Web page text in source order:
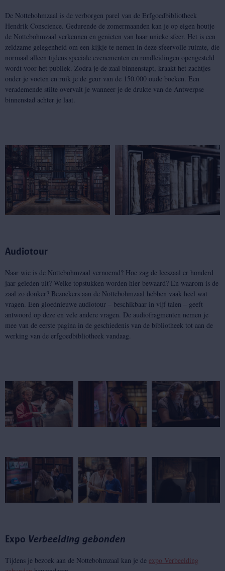
De Nottebohmzaal is de verborgen parel van de Erfgoedbibliotheek
Hendrik Conscience. Gedurende de zomermaanden kan je op eigen houtje
de Nottebohmzaal verkennen en genieten van haar unieke sfeer. Het is een
zeldzame gelegenheid om een kijkje te nemen in deze sfeervolle ruimte, die
normaal alleen tijdens speciale evenementen en rondleidingen opengesteld
wordt voor het publiek. Zodra je de zaal binnenstapt, kraakt het zachtjes
onder je voeten en ruik je de geur van de 150.000 oude boeken. Een
verademende stilte overvalt je wanneer je de drukte van de Antwerpse
binnenstad achter je laat.
Audiotour
Naar wie is de Nottebohmzaal vernoemd? Hoe zag de leeszaal er honderd
jaar geleden uit? Welke topstukken worden hier bewaard? En waarom is de
zaal zo donker? Bezoekers aan de Nottebohmzaal hebben vaak heel wat
vragen. Een gloednieuwe audiotour – beschikbaar in vijf talen – geeft
antwoord op deze en vele andere vragen. De audiofragmenten nemen je
mee van de eerste pagina in de geschiedenis van de bibliotheek tot aan de
werking van de erfgoedbibliotheek vandaag.
Expo Verbeelding gebonden
Tijdens je bezoek aan de Nottebohmzaal kan je de expo Verbeelding